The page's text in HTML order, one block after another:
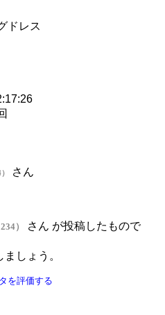
ドレス
さん
）
さん が投稿したもので
ましょう。
を評価する